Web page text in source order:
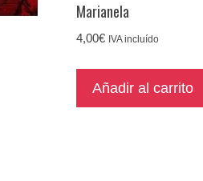
Marianela
4,00€ IVA incluído
Añadir al carrito